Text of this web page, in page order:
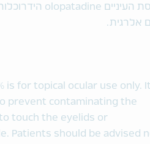
אלרגית.
is for topical ocular use only.
prevent contaminating the
touch the eyelids or
Patients should be advised